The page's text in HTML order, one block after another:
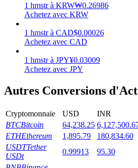
Des rendements élevés et un accès
Launchpool
Staking flexible pour gagner des
1 hmstr à KRW₩0.26986
Achetez avec KRW
1 hmstr à CAD$0.00026
Achetez avec CAD
1 hmstr à JPY¥0.03009
Achetez avec JPY
Autres Conversions
Cryptomonnaie USD INR
BTCBitcoin 64,238.25
ETHEthereum 1,895.79 180,834.60
USDTTether
USDt
0.99913 95.30